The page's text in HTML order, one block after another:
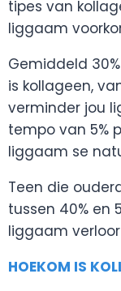
tipes van
liggaam
Gemiddeld
is kollageen,
verminder jou
tempo van 5%
liggaam se
Teen die
tussen 40% en
liggaam
HOEKOM IS